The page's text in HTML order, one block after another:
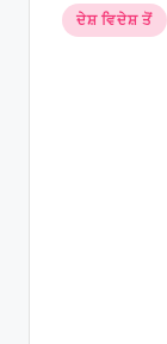
Posted
in
ਦੇਸ਼ ਵਿਦੇਸ਼ ਤੋਂ